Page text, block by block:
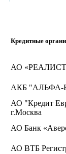
Кредитные
АО
АКБ "АЛЬФА-
АО "Кредит
г.Москва
АО Банк
АО ВТБ